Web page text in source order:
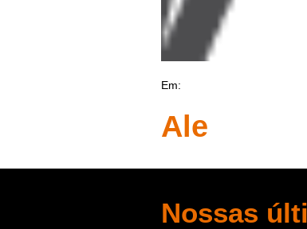
Em:
Ale
Nossas